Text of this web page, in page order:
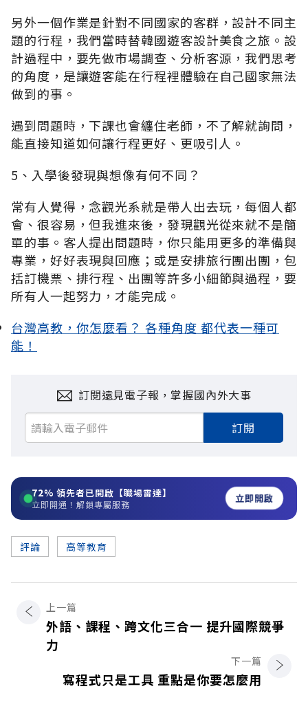
另外一個作業是針對不同國家的客群，設計不同主
題的行程，我們當時替韓國遊客設計美食之旅。設
計過程中，要先做市場調查、分析客源，我們思考
的角度，是讓遊客能在行程裡體驗在自己國家無法
做到的事。
遇到問題時，下課也會纏住老師，不了解就詢問，
能直接知道如何讓行程更好、更吸引人。
5、入學後發現與想像有何不同？
常有人覺得，念觀光系就是帶人出去玩，每個人都
會、很容易，但我進來後，發現觀光從來就不是簡
單的事。客人提出問題時，你只能用更多的準備與
專業，好好表現與回應；或是安排旅行團出團，包
括訂機票、排行程、出團等許多小細節與過程，要
所有人一起努力，才能完成。
台灣高教，你怎麼看？ 各種角度 都代表一種可
能！
訂閱遠見電子報，掌握國內外大事
訂閱
72% 領先者已開啟【職場雷達】
立即開通！解鎖專屬服務 立即開啟
評論 高等教育
上一篇
外語、課程、跨文化三合一 提升國際競爭
力
下一篇
寫程式只是工具 重點是你要怎麼用